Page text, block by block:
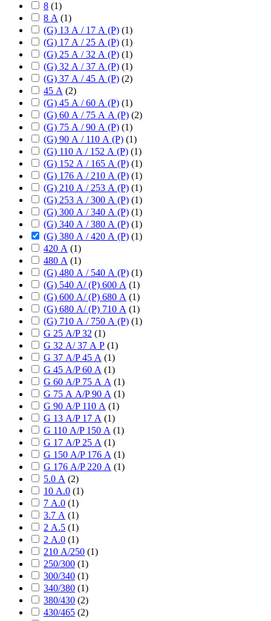
8 (1)
8 А (1)
(G) 13 А / 17 А (P) (1)
(G) 17 А / 25 А (P) (1)
(G) 25 А / 32 А (P) (1)
(G) 32 А / 37 А (P) (1)
(G) 37 А / 45 А (P) (2)
45 А (2)
(G) 45 А / 60 А (P) (1)
(G) 60 А / 75 А А (P) (2)
(G) 75 А / 90 А (P) (1)
(G) 90 А / 110 А (P) (1)
(G) 110 А / 152 А (P) (1)
(G) 152 А / 165 А (P) (1)
(G) 176 А / 210 А (P) (1)
(G) 210 А / 253 А (P) (1)
(G) 253 А / 300 А (P) (1)
(G) 300 А / 340 А (P) (1)
(G) 340 А / 380 А (P) (1)
(G) 380 А / 420 А (P) (1)
420 А (1)
480 А (1)
(G) 480 А / 540 А (P) (1)
(G) 540 А/ (P) 600 А (1)
(G) 600 А/ (P) 680 А (1)
(G) 680 А/ (P) 710 А (1)
(G) 710 А / 750 А (P) (1)
G 25 А/P 32 (1)
G 32 А/ 37 А P (1)
G 37 А/P 45 А (1)
G 45 А/P 60 А (1)
G 60 А/P 75 А А (1)
G 75 А А/P 90 А (1)
G 90 А/P 110 А (1)
G 13 А/P 17 А (1)
G 110 А/P 150 А (1)
G 17 А/P 25 А (1)
G 150 А/P 176 А (1)
G 176 А/P 220 А (1)
5.0 А (2)
10 А.0 (1)
7 А.0 (1)
3.7 А (1)
2 А.5 (1)
2 А.0 (1)
210 А/250 (1)
250/300 (1)
300/340 (1)
340/380 (1)
380/430 (2)
430/465 (2)